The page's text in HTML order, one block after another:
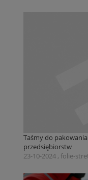
Taśmy do
przedsiębiorstw
23-10-2024 , folie-